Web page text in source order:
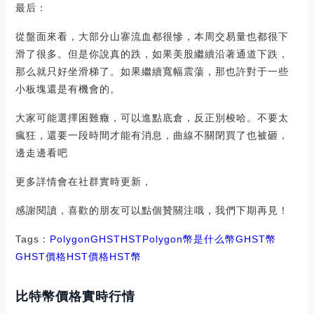
最后：
從盤面來看，大部分山寨流血都很慘，本周交易量也都很下
滑了很多。但是你說真的跌，如果美股繼續沿著通道下跌，
那么就只好坐滑梯了。如果繼續寬幅震蕩，那也許對于一些
小板塊還是有機會的。
大家可能選擇困難癥，可以進點底倉，反正別梭哈。不要太
瘋狂，還要一段時間才能有消息，曲線不關閉買了也被砸，
邊走邊看吧
更多詳情會在社群實時更新，
感謝閱讀，喜歡的朋友可以點個贊關注哦，我們下期再見！
Tags： PolygonGHSTHSTPolygon幣是什么幣GHST幣
GHST價格HST價格HST幣
比特幣價格實時行情